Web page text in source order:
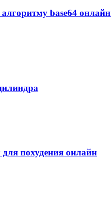
base64
похудения онлайн